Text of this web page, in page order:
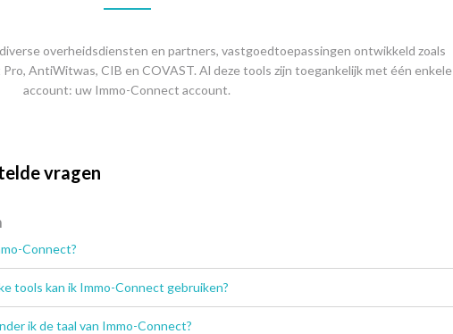
overheidsdiensten en partners, vastgoedtoepassingen ontwikkeld zoals
AntiWitwas, CIB en COVAST. Al deze tools zijn toegankelijk met één enkele
account: uw Immo-Connect account.
vragen
Connect?
tools kan ik Immo-Connect gebruiken?
ik de taal van Immo-Connect?